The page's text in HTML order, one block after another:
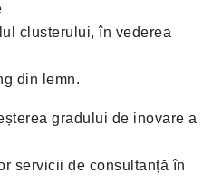
clusterului, în vederea
din lemn.
gradului de inovare a
servicii de consultanță în